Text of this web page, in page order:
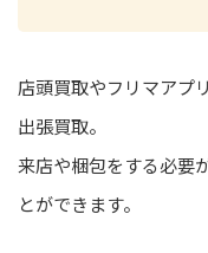
店頭買取やフリマアプ
出張買取。
来店や梱包をする必要
とができます。